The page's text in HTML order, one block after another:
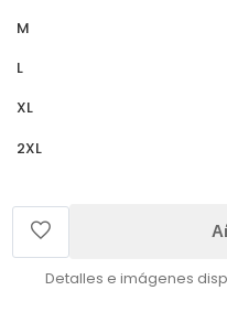
M
L
XL
2XL
Detalles e imágenes